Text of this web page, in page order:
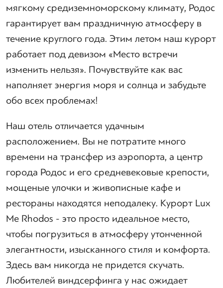
мягкому средиземноморскому климату, Родос
гарантирует вам праздничную атмосферу в
течение круглого года. Этим летом наш курорт
работает под девизом «Место встречи
изменить нельзя». Почувствуйте как вас
наполняет энергия моря и солнца и забудьте
обо всех проблемах!
Наш отель отличается удачным
расположением. Вы не потратите много
времени на трансфер из аэропорта, а центр
города Родос и его средневековые крепости,
мощеные улочки и живописные кафе и
рестораны находятся неподалеку. Курорт Lux
Me Rhodos - это просто идеальное место,
чтобы погрузиться в атмосферу утонченной
элегантности, изысканного стиля и комфорта.
Здесь вам никогда не придется скучать.
Любителей виндсерфинга у нас ожидает